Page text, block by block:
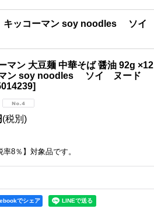
4,699円
キッコーマン soy noodles ソイ
マン 大豆麺 中華そば 醤油 92g ×12
ン soy noodles ソイ ヌード
]
(税別)
8％】対象品です。
でシェア